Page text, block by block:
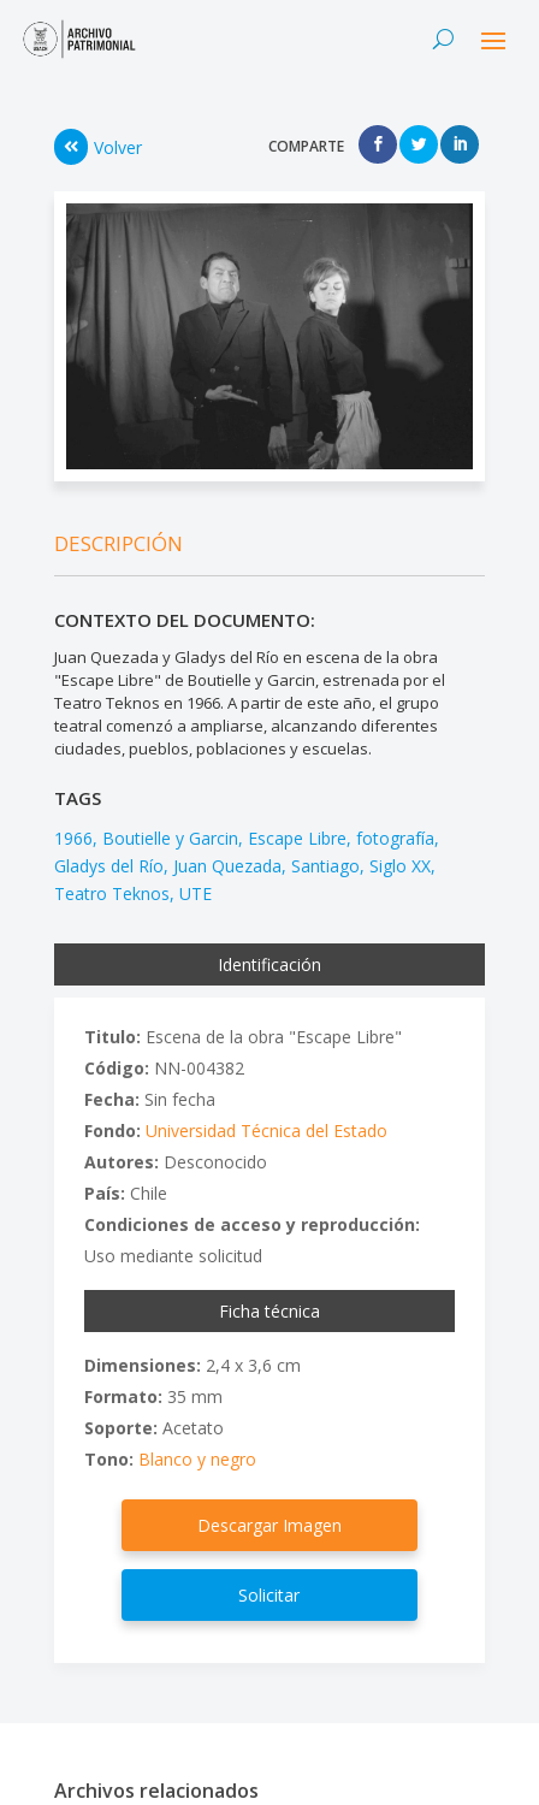
Volver COMPARTE
DESCRIPCIÓN
CONTEXTO DEL DOCUMENTO:
Juan Quezada y Gladys del Río en escena de la obra
"Escape Libre" de Boutielle y Garcin, estrenada por el
Teatro Teknos en 1966. A partir de este año, el grupo
teatral comenzó a ampliarse, alcanzando diferentes
ciudades, pueblos, poblaciones y escuelas.
TAGS
1966 Boutielle y Garcin Escape Libre fotografía
Gladys del Río Juan Quezada Santiago Siglo XX
Teatro Teknos UTE
Identificación
Titulo: Escena de la obra "Escape Libre"
Código: NN-004382
Fecha: Sin fecha
Fondo: Universidad Técnica del Estado
Autores: Desconocido
País: Chile
Condiciones de acceso y reproducción:
Uso mediante solicitud
Ficha técnica
Dimensiones: 2,4 x 3,6 cm
Formato: 35 mm
Soporte: Acetato
Tono: Blanco y negro
Descargar Imagen
Solicitar
Archivos relacionados